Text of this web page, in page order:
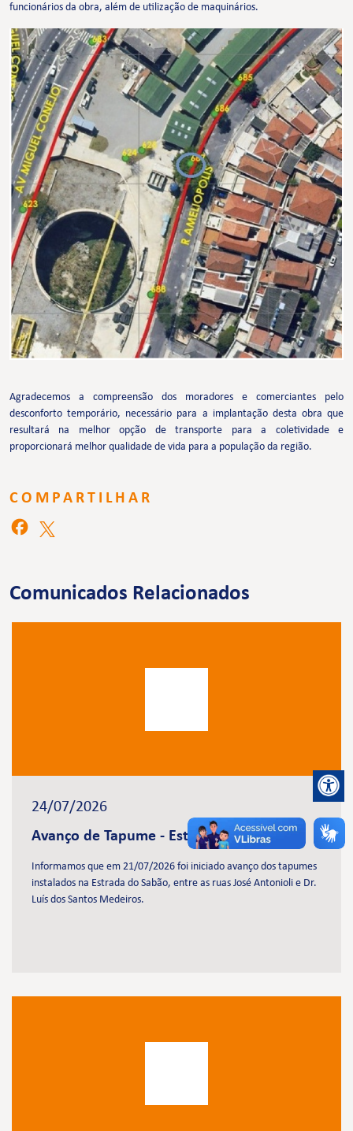
funcionários da obra, além de utilização de maquinários.
Agradecemos a compreensão dos moradores e comerciantes pelo
desconforto temporário, necessário para a implantação desta obra que
resultará na melhor opção de transporte para a coletividade e
proporcionará melhor qualidade de vida para a população da região.
COMPARTILHAR
Comunicados Relacionados
24/07/2026
Avanço de Tapume - Estação Brasilândia
Informamos que em 21/07/2026 foi iniciado avanço dos tapumes
instalados na Estrada do Sabão, entre as ruas José Antonioli e Dr.
Luís dos Santos Medeiros.